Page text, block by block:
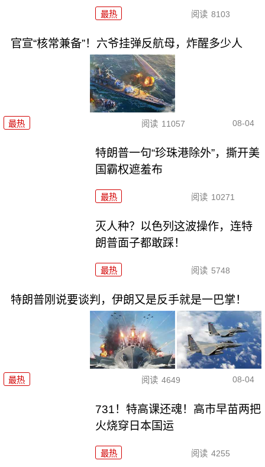
最热 阅读 8103
官宣“核常兼备”！六爷挂弹反航母，炸醒多少人
最热 阅读 11057 08-04
特朗普一句“珍珠港除外”，撕开美
国霸权遮羞布
最热 阅读 10271
灭人种？以色列这波操作，连特
朗普面子都敢踩！
最热 阅读 5748
特朗普刚说要谈判，伊朗又是反手就是一巴掌！
最热 阅读 4649 08-04
731！特高课还魂！高市早苗两把
火烧穿日本国运
最热 阅读 4255